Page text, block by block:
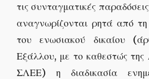
τις συνταγματικές
αναγνωρίζονται ρητά από
του ενωσιακού δικαίου
Εξάλλου, με το καθεστώς
ΣΛΕΕ) η διαδικασία